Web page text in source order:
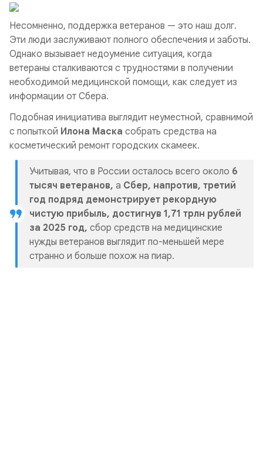
Несомненно, поддержка ветеранов — это наш долг.
Эти люди заслуживают полного обеспечения и заботы.
Однако вызывает недоумение ситуация, когда
ветераны сталкиваются с трудностями в получении
необходимой медицинской помощи, как следует из
информации от Сбера.
Подобная инициатива выглядит неуместной, сравнимой
с попыткой Илона Маска собрать средства на
косметический ремонт городских скамеек.
Учитывая, что в России осталось всего около 6
тысяч ветеранов, а Сбер, напротив, третий
год подряд демонстрирует рекордную
чистую прибыль, достигнув 1,71 трлн рублей
за 2025 год, сбор средств на медицинские
нужды ветеранов выглядит по-меньшей мере
странно и больше похож на пиар.